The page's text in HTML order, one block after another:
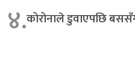
४.कोरोनाले डुवाएपछि